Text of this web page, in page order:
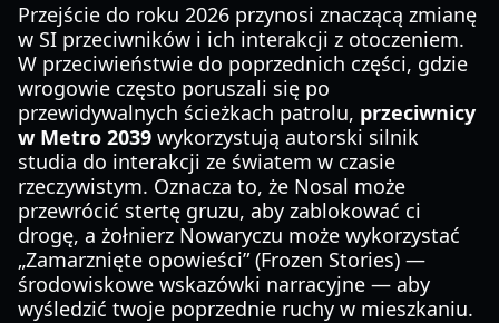
Przejście do roku 2026 przynosi znaczącą zmianę
w SI przeciwników i ich interakcji z otoczeniem.
W przeciwieństwie do poprzednich części, gdzie
wrogowie często poruszali się po
przewidywalnych ścieżkach patrolu, przeciwnicy
w Metro 2039 wykorzystują autorski silnik
studia do interakcji ze światem w czasie
rzeczywistym. Oznacza to, że Nosal może
przewrócić stertę gruzu, aby zablokować ci
drogę, a żołnierz Nowaryczu może wykorzystać
„Zamarznięte opowieści” (Frozen Stories) —
środowiskowe wskazówki narracyjne — aby
wyśledzić twoje poprzednie ruchy w mieszkaniu.